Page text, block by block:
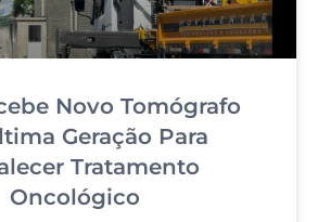
Novo Tomógrafo
Geração Para
Tratamento
Oncológico